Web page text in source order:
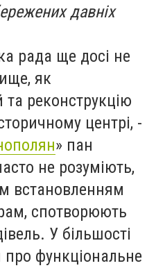
давніх
рада ще досі не
як
реконструкцію
центрі, -
» пан
не розуміють,
встановленням
спотворюють
У більшості
функціональне